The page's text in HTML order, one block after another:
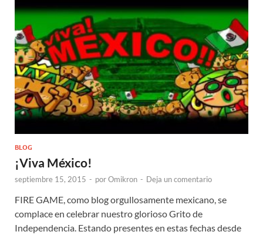
BLOG
¡Viva México!
septiembre 15, 2015 - porOmikron - Deja un comentario
FIRE GAME, como blog orgullosamente mexicano, se
complace en celebrar nuestro glorioso Grito de
Independencia. Estando presentes en estas fechas desde